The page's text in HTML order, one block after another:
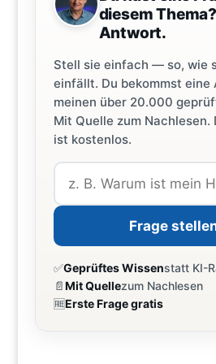
diesem
Antwort.
Stell sie einfach — so, wie
einfällt. Du bekommst eine
meinen über 20.000
Mit Quelle zum Nachlesen.
ist kostenlos.
Frage
✅Geprüftes Wissenstatt KI-
📄Mit Quellezum Nachlesen
🆓Erste Frage gratis